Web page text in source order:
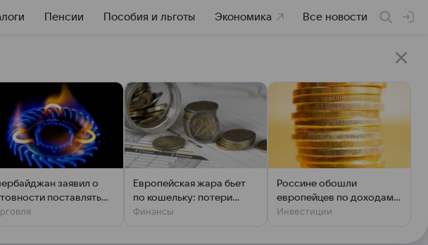
Пенсии Пособия и льготы Экономика Все новости
заявил о
поставлять
Украине
Европейская жара бьет
по кошельку: потери
достигнут €800 млрд
Финансы
Россине обошли
европейцев по доходам:
что скрывает статистика
Инвестиции